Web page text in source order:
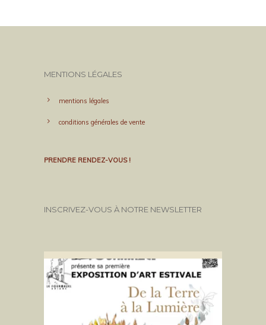
MENTIONS LÉGALES
mentions légales
conditions générales de vente
PRENDRE RENDEZ-VOUS !
INSCRIVEZ-VOUS À NOTRE NEWSLETTER